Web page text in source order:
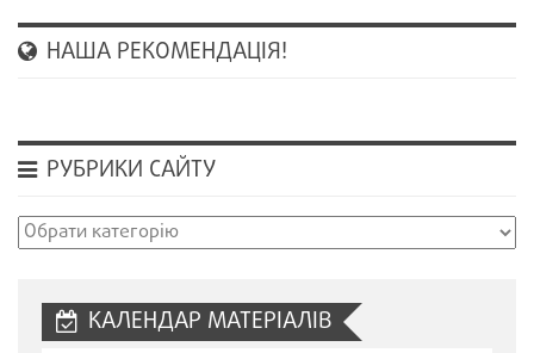
НАША РЕКОМЕНДАЦІЯ!
РУБРИКИ САЙТУ
Рубрики
КАЛЕНДАР МАТЕРІАЛІВ